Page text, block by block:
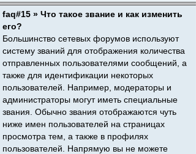
faq#15 » Что такое звание и как изменить
его?
Большинство сетевых форумов используют
систему званий для отображения количества
отправленных пользователями сообщений, а
также для идентификации некоторых
пользователей. Например, модераторы и
администраторы могут иметь специальные
звания. Обычно звания отображаются чуть
ниже имен пользователей на страницах
просмотра тем, а также в профилях
пользователей. Напрямую вы не можете